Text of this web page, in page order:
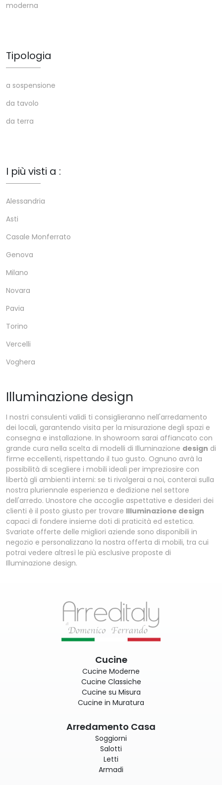
moderna
Tipologia
a sospensione
da tavolo
da terra
I più visti a :
Alessandria
Asti
Casale Monferrato
Genova
Milano
Novara
Pavia
Torino
Vercelli
Voghera
Illuminazione design
I nostri consulenti validi ti consiglieranno nell'arredamento
dei locali, garantendo visita per la misurazione degli spazi e
consegna e installazione. In showroom sarai affiancato con
grande cura nella scelta di modelli di Illuminazione design di
firme eccellenti, rispettando il tuo gusto. Ognuno avrà la
possibilità di scegliere i mobili ideali per impreziosire con
libertà gli ambienti interni: se ti rivolgerai a noi, conterai sulla
nostra pluriennale esperienza e dedizione nel settore
dell'arredo. Unostore che accoglie aspettative e desideri dei
clienti è il posto giusto per trovare Illuminazione design
capaci di fondere insieme doti di praticità ed estetica.
Svariate offerte delle migliori aziende sono disponibili in
negozio e personalizzano la nostra offerta di mobili, tra cui
potrai vedere altresì le più esclusive proposte di
Illuminazione design.
Cucine
Cucine Moderne
Cucine Classiche
Cucine su Misura
Cucine in Muratura
Arredamento Casa
Soggiorni
Salotti
Letti
Armadi